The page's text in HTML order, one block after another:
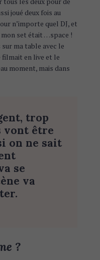
joué deux fois au
n’importe quel DJ, et
mon set était …space !
ma table avec le
filmait en live et le
moment, mais dans
trop
vont être
on ne sait
se
va
?